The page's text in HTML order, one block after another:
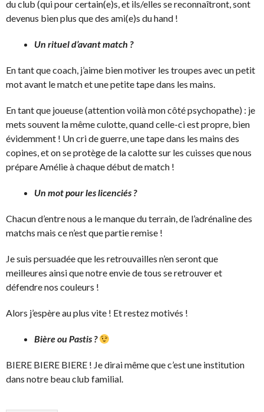
du club (qui pour certain(e)s, et ils/elles se reconnaîtront, sont
devenus bien plus que des ami(e)s du hand !
Un rituel d’avant match ?
En tant que coach, j’aime bien motiver les troupes avec un petit
mot avant le match et une petite tape dans les mains.
En tant que joueuse (attention voilà mon côté psychopathe) : je
mets souvent la même culotte, quand celle-ci est propre, bien
évidemment ! Un cri de guerre, une tape dans les mains des
copines, et on se protège de la calotte sur les cuisses que nous
prépare Amélie à chaque début de match !
Un mot pour les licenciés ?
Chacun d’entre nous a le manque du terrain, de l’adrénaline des
matchs mais ce n’est que partie remise !
Je suis persuadée que les retrouvailles n’en seront que
meilleures ainsi que notre envie de tous se retrouver et
défendre nos couleurs !
Alors j’espère au plus vite ! Et restez motivés !
Bière ou Pastis ?
BIERE BIERE BIERE ! Je dirai même que c’est une institution
dans notre beau club familial.